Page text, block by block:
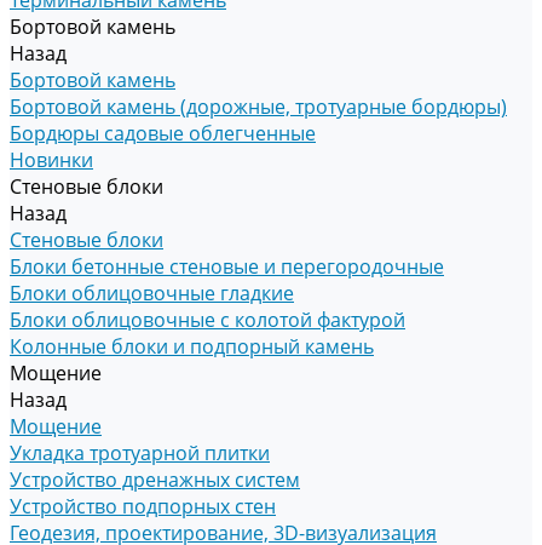
Бортовой камень
Назад
Бортовой камень
Бортовой камень (дорожные, тротуарные бордюры)
Бордюры садовые облегченные
Новинки
Стеновые блоки
Назад
Стеновые блоки
Блоки бетонные стеновые и перегородочные
Блоки облицовочные гладкие
Блоки облицовочные с колотой фактурой
Колонные блоки и подпорный камень
Мощение
Назад
Мощение
Укладка тротуарной плитки
Устройство дренажных систем
Устройство подпорных стен
Геодезия, проектирование, 3D-визуализация